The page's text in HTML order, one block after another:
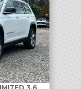
3.6